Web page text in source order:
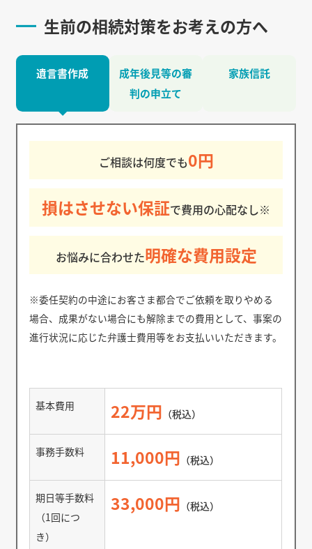
生前の相続対策をお考えの方へ
遺言書作成
成年後見等の審
判の申立て
家族信託
ご相談は何度でも0円
損はさせない保証で費用の心配なし※
お悩みに合わせた明確な費用設定
※委任契約の中途にお客さま都合でご依頼を取りやめる
場合、成果がない場合にも解除までの費用として、事案の
進行状況に応じた弁護士費用等をお支払いいただきます。
基本費用 22万円 （税込）
事務手数料 11,000円 （税込）
期日等手数料
（1回につ
き）
33,000円 （税込）